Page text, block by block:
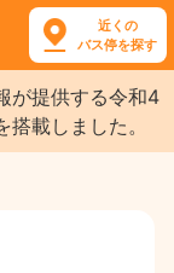
近くの
バス停を探す
が提供する令和4
載しました。